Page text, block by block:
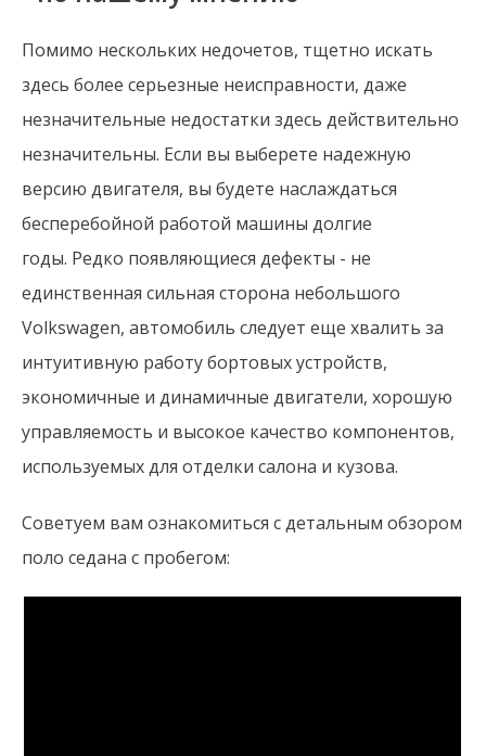
Помимо нескольких недочетов, тщетно искать
здесь более серьезные неисправности, даже
незначительные недостатки здесь действительно
незначительны. Если вы выберете надежную
версию двигателя, вы будете наслаждаться
бесперебойной работой машины долгие
годы. Редко появляющиеся дефекты - не
единственная сильная сторона небольшого
Volkswagen, автомобиль следует еще хвалить за
интуитивную работу бортовых устройств,
экономичные и динамичные двигатели, хорошую
управляемость и высокое качество компонентов,
используемых для отделки салона и кузова.
Советуем вам ознакомиться с детальным обзором
поло седана с пробегом: